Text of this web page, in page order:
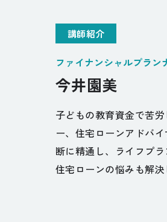
講師紹介
ファイナンシャルプラン
今井園美
子どもの教育資金で苦
ー、住宅ローンアドバ
断に精通し、ライフプ
住宅ローンの悩みも解決